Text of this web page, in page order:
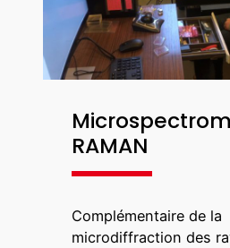
RAMAN
Complémentaire de la
microdiffraction des